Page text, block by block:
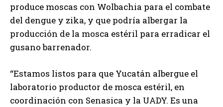
produce moscas con Wolbachia para el combate
del dengue y zika, y que podría albergar la
producción de la mosca estéril para erradicar el
gusano barrenador.
“Estamos listos para que Yucatán albergue el
laboratorio productor de mosca estéril, en
coordinación con Senasica y la UADY. Es una